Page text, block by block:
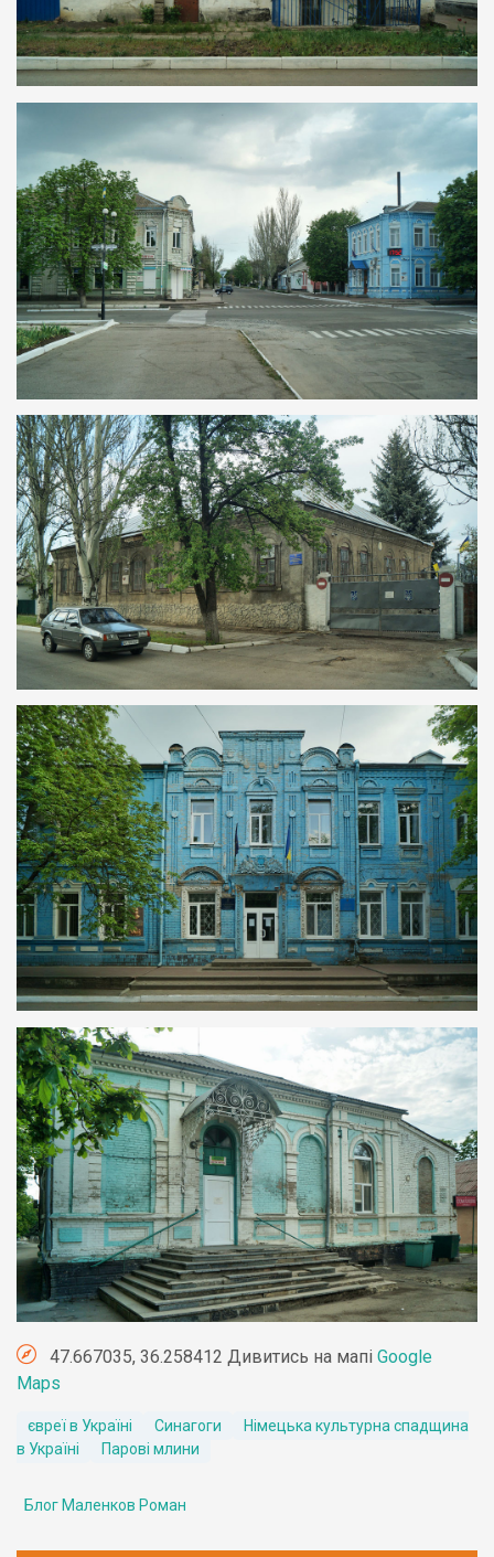
47.667035, 36.258412 Дивитись на мапі Google
Maps
євреї в Україні Синагоги
Німецька культурна спадщина
в Україні
Парові млини
Блог Маленков Роман